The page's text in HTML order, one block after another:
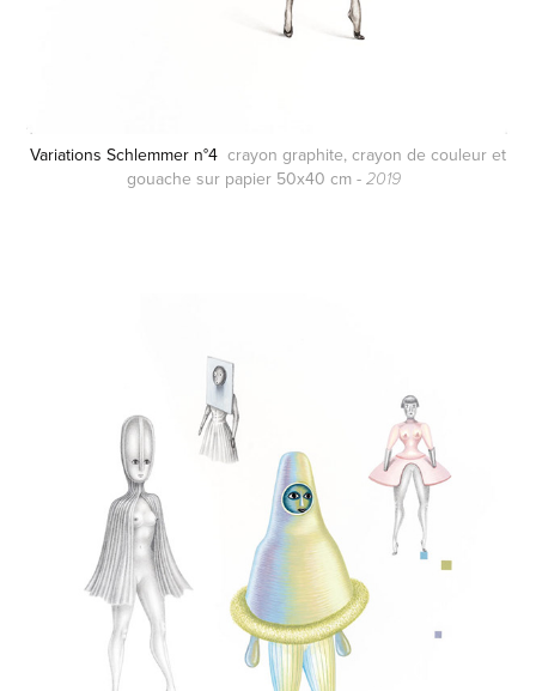
Variations Schlemmer n°4 crayon graphite, crayon de couleur et
gouache sur papier 50x40 cm - 2019